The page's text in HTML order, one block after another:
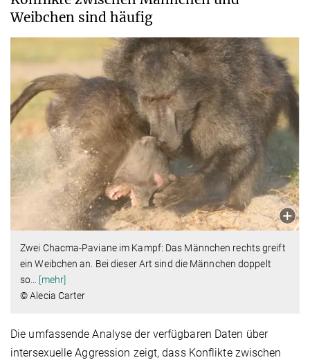
Weibchen sind häufig
Zwei Chacma-Paviane im Kampf: Das Männchen rechts greift
ein Weibchen an. Bei dieser Art sind die Männchen doppelt
so
[mehr]
© Alecia Carter
Die umfassende Analyse der verfügbaren Daten über
intersexuelle Aggression zeigt, dass Konflikte zwischen